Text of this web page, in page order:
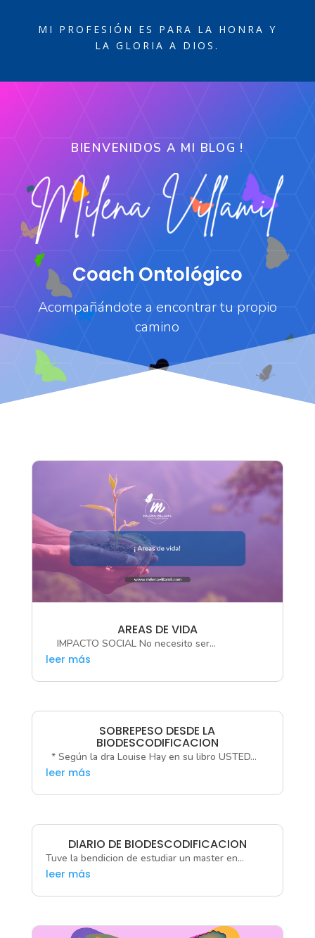
MI PROFESIÓN ES PARA LA HONRA Y
LA GLORIA A DIOS.
BIENVENIDOS A MI BLOG !
Coach Ontológico
Acompañándote a encontrar tu propio
camino
AREAS DE VIDA
IMPACTO SOCIAL No necesito ser...
leer más
SOBREPESO DESDE LA
BIODESCODIFICACION
* Según la dra Louise Hay en su libro USTED...
leer más
DIARIO DE BIODESCODIFICACION
Tuve la bendicion de estudiar un master en...
leer más